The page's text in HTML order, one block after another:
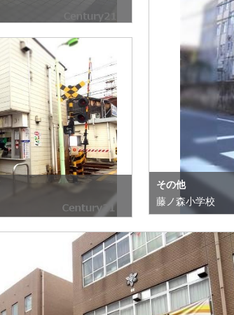
その他
藤ノ森小学校